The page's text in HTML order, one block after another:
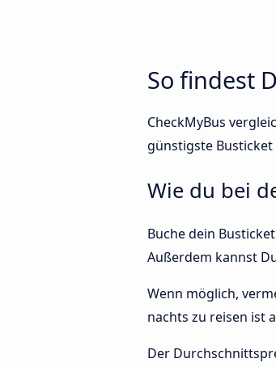
So findest
CheckMyBus
günstigste Busticket
Wie du bei
Buche dein
Außerdem kannst
Wenn möglich,
nachts zu reisen ist
Der